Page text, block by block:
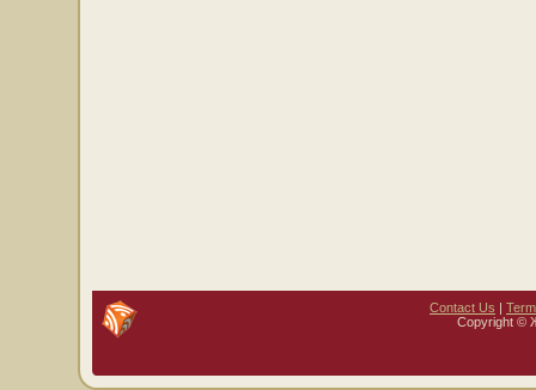
Contact Us |
Copyright ©